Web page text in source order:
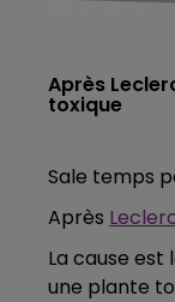
Après
toxique
Sale temps
Après
La cause
une plante